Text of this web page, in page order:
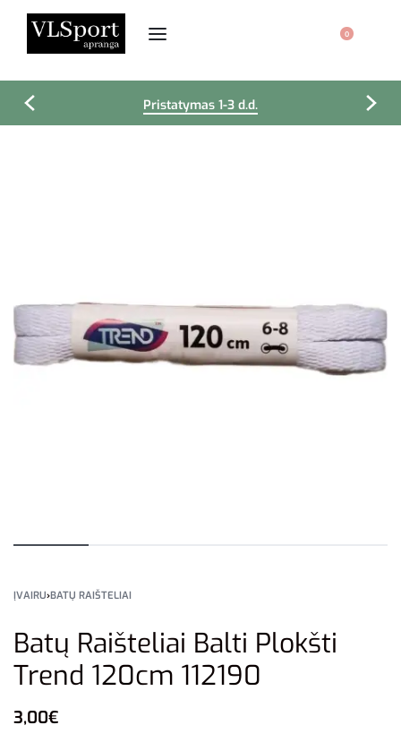
0
Pristatymas 1-3 d.d.
ĮVAIRU›BATŲ RAIŠTELIAI
Batų Raišteliai Balti Plokšti
Trend 120cm 112190
3,00€